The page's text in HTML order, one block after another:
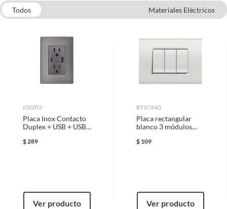
Todos
Materiales Eléctricos
Cables Eléctricos
Placas Blancas
Centros de Carga Eléctricos
IGOTO
Placa Inox Contacto
Duplex + USB + USB-
$ 289
Ver producto
BTICINO
Placa rectangular
blanco 3 módulos
$ 109
Ver producto